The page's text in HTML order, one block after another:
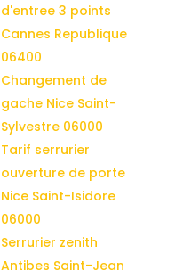
d'entree 3 points
Cannes Republique
06400
Changement de
gache Nice Saint-
Sylvestre 06000
Tarif serrurier
ouverture de porte
Nice Saint-Isidore
06000
Serrurier zenith
Antibes Saint-Jean